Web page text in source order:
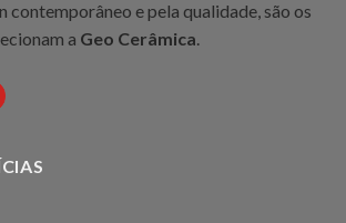
contemporâneo e pela qualidade, são os
a Geo Cerâmica